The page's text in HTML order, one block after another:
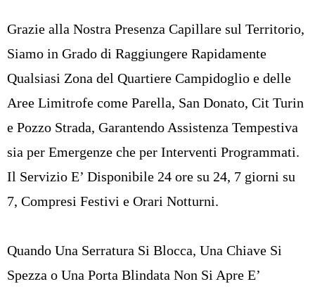
Grazie alla Nostra Presenza Capillare sul Territorio,
Siamo in Grado di Raggiungere Rapidamente
Qualsiasi Zona del Quartiere Campidoglio e delle
Aree Limitrofe come Parella, San Donato, Cit Turin
e Pozzo Strada, Garantendo Assistenza Tempestiva
sia per Emergenze che per Interventi Programmati.
Il Servizio E’ Disponibile 24 ore su 24, 7 giorni su
7, Compresi Festivi e Orari Notturni.
Quando Una Serratura Si Blocca, Una Chiave Si
Spezza o Una Porta Blindata Non Si Apre E’